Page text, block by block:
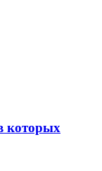
которых